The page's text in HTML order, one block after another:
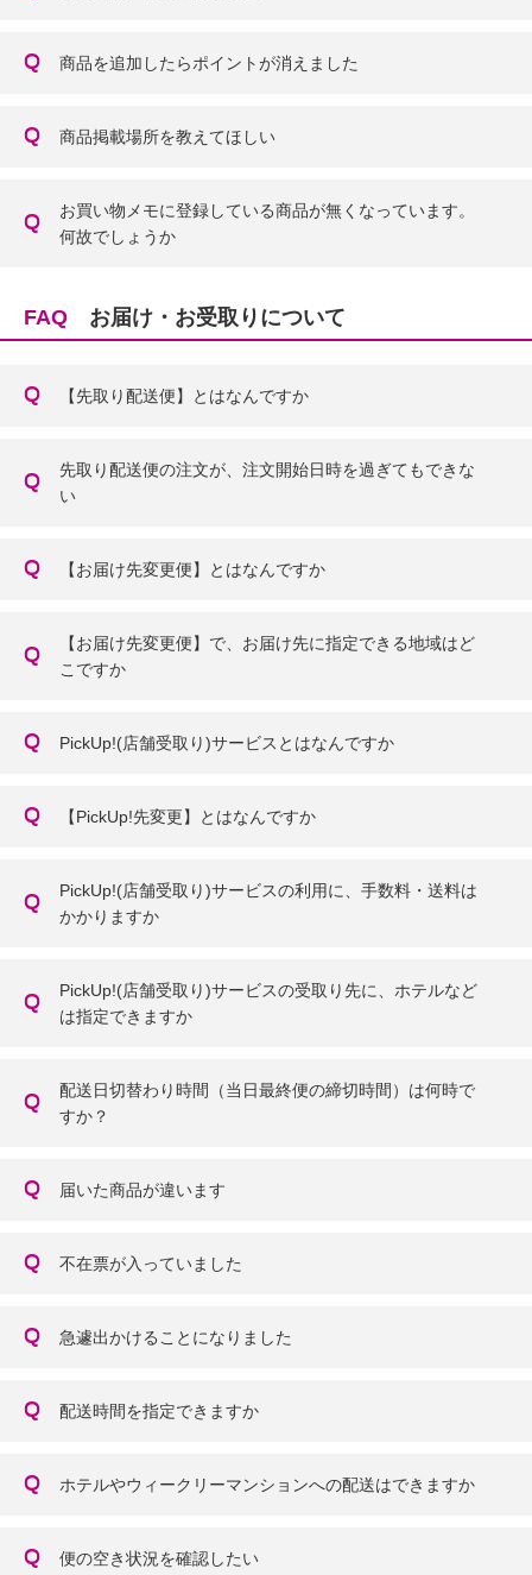
商品を追加したらポイントが消えました
商品掲載場所を教えてほしい
お買い物メモに登録している商品が無くなっています。
何故でしょうか
FAQ お届け・お受取りについて
【先取り配送便】とはなんですか
先取り配送便の注文が、注文開始日時を過ぎてもできな
い
【お届け先変更便】とはなんですか
【お届け先変更便】で、お届け先に指定できる地域はど
こですか
PickUp!(店舗受取り)サービスとはなんですか
【PickUp!先変更】とはなんですか
PickUp!(店舗受取り)サービスの利用に、手数料・送料は
かかりますか
PickUp!(店舗受取り)サービスの受取り先に、ホテルなど
は指定できますか
配送日切替わり時間（当日最終便の締切時間）は何時で
すか？
届いた商品が違います
不在票が入っていました
急遽出かけることになりました
配送時間を指定できますか
ホテルやウィークリーマンションへの配送はできますか
便の空き状況を確認したい